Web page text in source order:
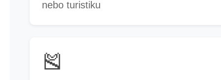
nebo turistiku
🎽